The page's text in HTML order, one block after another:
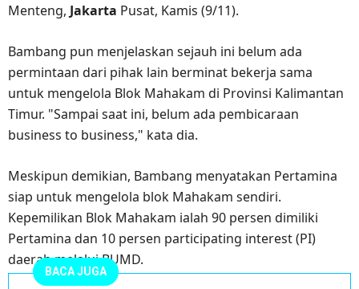
Menteng, Jakarta Pusat, Kamis (9/11).
Bambang pun menjelaskan sejauh ini belum ada
permintaan dari pihak lain berminat bekerja sama
untuk mengelola Blok Mahakam di Provinsi Kalimantan
Timur. "Sampai saat ini, belum ada pembicaraan
business to business," kata dia.
Meskipun demikian, Bambang menyatakan Pertamina
siap untuk mengelola blok Mahakam sendiri.
Kepemilikan Blok Mahakam ialah 90 persen dimiliki
Pertamina dan 10 persen participating interest (PI)
daerah melalui BUMD.
BACA JUGA